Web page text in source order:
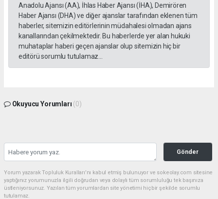
Anadolu Ajansı (AA), İhlas Haber Ajansı (İHA), Demirören
Haber Ajansı (DHA) ve diğer ajanslar tarafından eklenen tüm
haberler, sitemizin editörlerinin müdahalesi olmadan ajans
kanallarından çekilmektedir. Bu haberlerde yer alan hukuki
muhataplar haberi geçen ajanslar olup sitemizin hiç bir
editörü sorumlu tutulamaz...
Okuyucu Yorumları (0)
Gönder
Yorum yazarak Topluluk Kuralları’nı kabul etmiş bulunuyor ve sokeolay.com sitesine
yaptığınız yorumunuzla ilgili doğrudan veya dolaylı tüm sorumluluğu tek başınıza
üstleniyorsunuz. Yazılan tüm yorumlardan site yönetimi hiçbir şekilde sorumlu
tutulamaz.